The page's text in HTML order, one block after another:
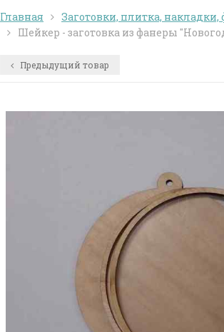
Главная Заготовки, плитка,
Шейкер - заготовка из фанеры
Предыдущий товар